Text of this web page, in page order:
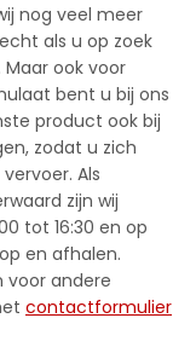
nog veel meer
als u op zoek
ook voor
bent u bij ons
product ook bij
zodat u zich
Als
zijn wij
tot 16:30 en op
en afhalen.
voor andere
contactformulier